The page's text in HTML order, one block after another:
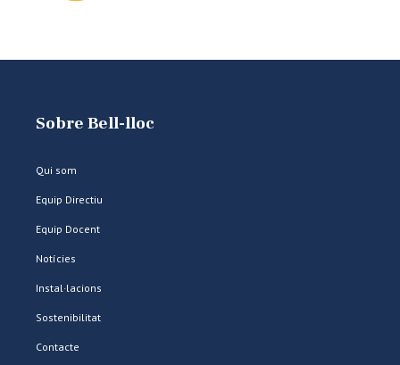
Sobre Bell-lloc
Qui som
Equip Directiu
Equip Docent
Notícies
Instal·lacions
Sostenibilitat
Contacte